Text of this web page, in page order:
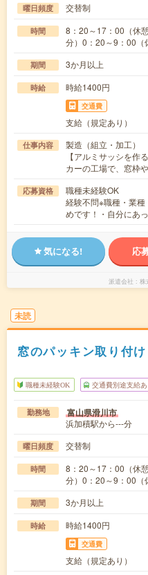
曜日頻度 交替制
時間
8：20～17：00（休
分）0：20～9：00
期間 3か月以上
時給 時給1400円
交通費
支給（規定あり）
仕事内容
製造（組立・加工）
【アルミサッシを作
カーの工場で、窓枠
応募資格
職種未経験OK
経験不問※職種・業
めです！・自分にあ
気になる! 応
派遣会社 株
未読
窓のパッキン取り付
職種未経験OK 交通費別途支給あ
勤務地 富山県滑川市
浜加積駅から---分
曜日頻度 交替制
時間
8：20～17：00（休
分）0：20～9：00
期間 3か月以上
時給 時給1400円
交通費
支給（規定あり）